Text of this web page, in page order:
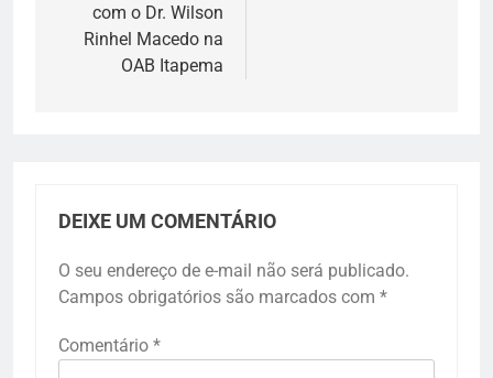
com o Dr. Wilson
Rinhel Macedo na
OAB Itapema
DEIXE UM COMENTÁRIO
O seu endereço de e-mail não será publicado.
Campos obrigatórios são marcados com *
Comentário *